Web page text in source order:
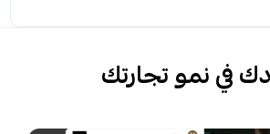
في نمو تجارتك